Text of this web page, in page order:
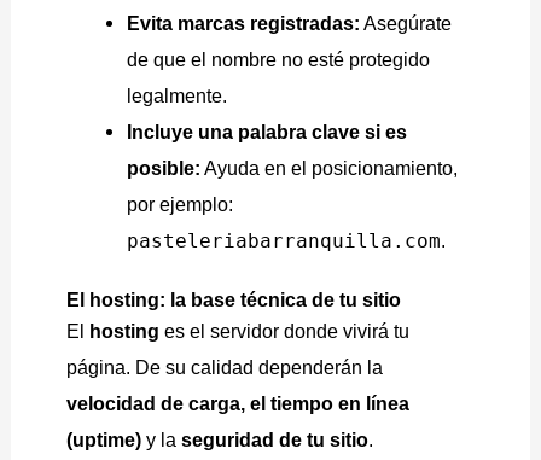
Evita marcas registradas: Asegúrate
de que el nombre no esté protegido
legalmente.
Incluye una palabra clave si es
posible: Ayuda en el posicionamiento,
por ejemplo:
pasteleriabarranquilla.com.
El hosting: la base técnica de tu sitio
El
hosting es el servidor donde vivirá tu
página. De su calidad dependerán la
velocidad de carga, el tiempo en línea
(uptime) y laseguridad de tu sitio.